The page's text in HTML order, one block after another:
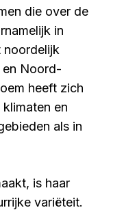
die over de
in
noordelijk
en Noord-
heeft zich
en
als in
is haar
variëteit.